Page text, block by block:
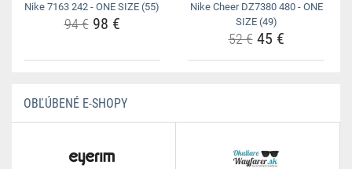
Nike 7163 242 - ONE SIZE (55)
94 €98 €
Nike Cheer DZ7380 480 - ONE
SIZE (49)
52 €45 €
OBĽÚBENÉ E-SHOPY